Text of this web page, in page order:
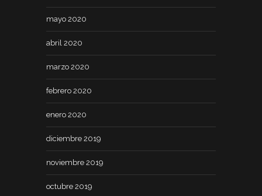
mayo 2020
abril 2020
marzo 2020
febrero 2020
enero 2020
diciembre 2019
noviembre 2019
octubre 2019